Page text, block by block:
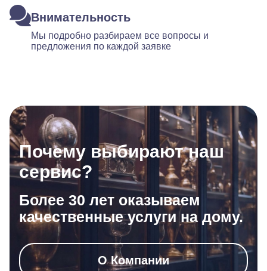
Внимательность
Мы подробно разбираем все вопросы и
предложения по каждой заявке
Почему выбирают наш
сервис?
Более 30 лет оказываем
качественные услуги на дому.
О Компании